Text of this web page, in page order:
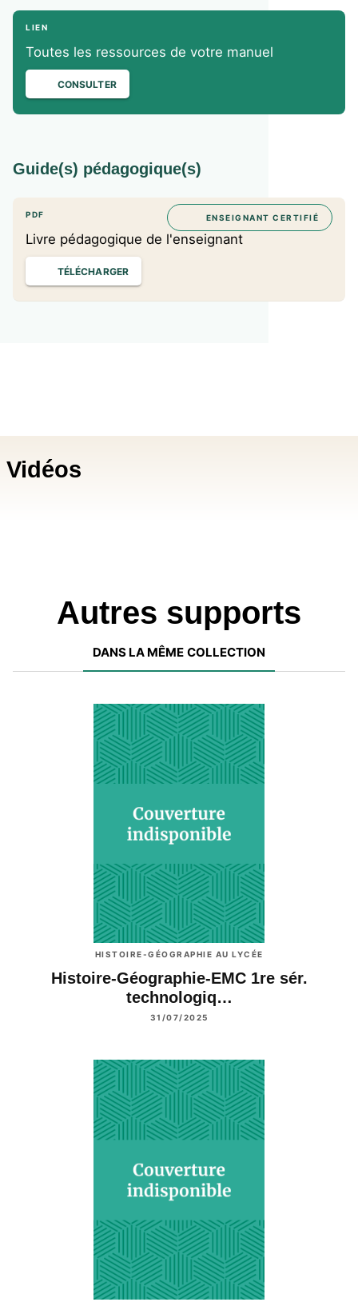
LIEN
Toutes les ressources de votre manuel
CONSULTER
Guide(s) pédagogique(s)
PDF
Livre pédagogique de l'enseignant
ENSEIGNANT CERTIFIÉ
TÉLÉCHARGER
Vidéos
Autres supports
DANS LA MÊME COLLECTION
HISTOIRE-GÉOGRAPHIE AU LYCÉE
Histoire-Géographie-EMC 1re sér.
technologiq…
31/07/2025